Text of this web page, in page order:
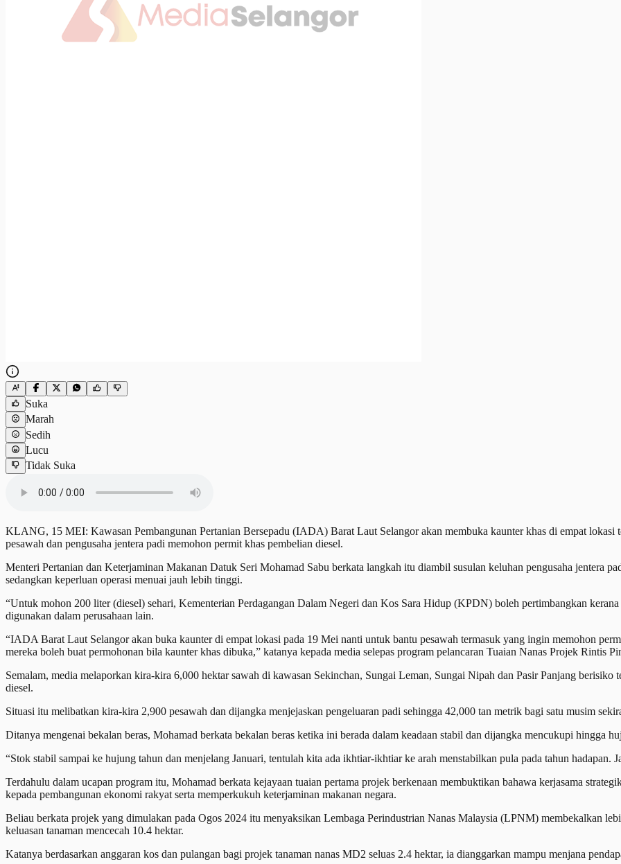
Suka
Marah
Sedih
Lucu
Tidak Suka
KLANG, 15 MEI: Kawasan Pembangunan Pertanian Bersepadu (IADA) Barat Laut Selangor akan membuka kaunter khas di empat
pesawah dan pengusaha jentera padi memohon permit khas pembelian diesel.
Menteri Pertanian dan Keterjaminan Makanan Datuk Seri Mohamad Sabu berkata langkah itu diambil susulan keluhan pengusaha jentera
sedangkan keperluan operasi menuai jauh lebih tinggi.
“Untuk mohon 200 liter (diesel) sehari, Kementerian Perdagangan Dalam Negeri dan Kos Sara Hidup (KPDN) boleh pertimbangkan
digunakan dalam perusahaan lain.
“IADA Barat Laut Selangor akan buka kaunter di empat lokasi pada 19 Mei nanti untuk bantu pesawah termasuk yang ingin memohon
mereka boleh buat permohonan bila kaunter khas dibuka,” katanya kepada media selepas program pelancaran Tuaian Nanas Projek Rintis
Semalam, media melaporkan kira-kira 6,000 hektar sawah di kawasan Sekinchan, Sungai Leman, Sungai Nipah dan Pasir Panjang berisiko
diesel.
Situasi itu melibatkan kira-kira 2,900 pesawah dan dijangka menjejaskan pengeluaran padi sehingga 42,000 tan metrik bagi satu musim
Ditanya mengenai bekalan beras, Mohamad berkata bekalan beras ketika ini berada dalam keadaan stabil dan dijangka mencukupi hingga
“Stok stabil sampai ke hujung tahun dan menjelang Januari, tentulah kita ada ikhtiar-ikhtiar ke arah menstabilkan pula pada tahun hadapan.
Terdahulu dalam ucapan program itu, Mohamad berkata kejayaan tuaian pertama projek berkenaan membuktikan bahawa kerjasama
kepada pembangunan ekonomi rakyat serta memperkukuh keterjaminan makanan negara.
Beliau berkata projek yang dimulakan pada Ogos 2024 itu menyaksikan Lembaga Perindustrian Nanas Malaysia (LPNM) membekalkan
keluasan tanaman mencecah 10.4 hektar.
Katanya berdasarkan anggaran kos dan pulangan bagi projek tanaman nanas MD2 seluas 2.4 hektar, ia dianggarkan mampu menjana